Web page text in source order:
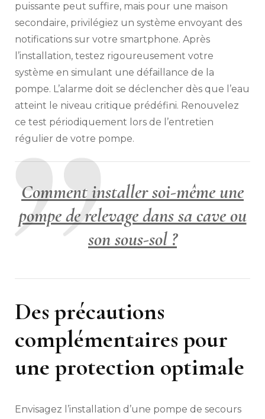
puissante peut suffire, mais pour une maison
secondaire, privilégiez un système envoyant des
notifications sur votre smartphone. Après
l’installation, testez rigoureusement votre
système en simulant une défaillance de la
pompe. L’alarme doit se déclencher dès que l’eau
atteint le niveau critique prédéfini. Renouvelez
ce test périodiquement lors de l’entretien
régulier de votre pompe.
Comment installer soi-même une
pompe de relevage dans sa cave ou
son sous-sol ?
Des précautions
complémentaires pour
une protection optimale
Envisagez l’installation d’une pompe de secours